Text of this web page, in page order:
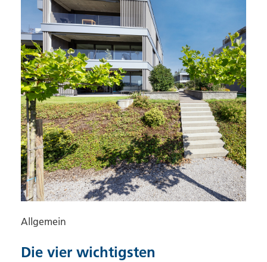
Allgemein
Die vier wichtigsten